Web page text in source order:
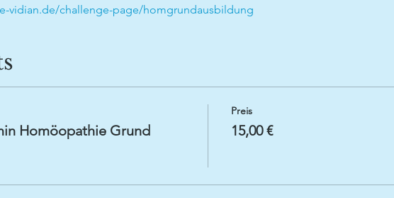
vidian.de/challenge-page/homgrundausbildung
Homöopathie Grund
Preis
15,00 €